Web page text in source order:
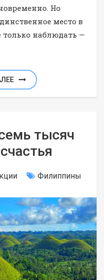
Но
место в
наблюдать —
тысяч
Филиппины